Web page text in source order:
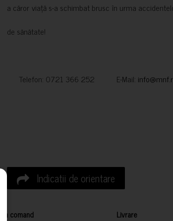
a căror viață s-a schimbat brusc în urma
de sănătate!
Telefon: 0721 366 252 E-Mail:
Indicatii de orientare
Cum comand Livrare